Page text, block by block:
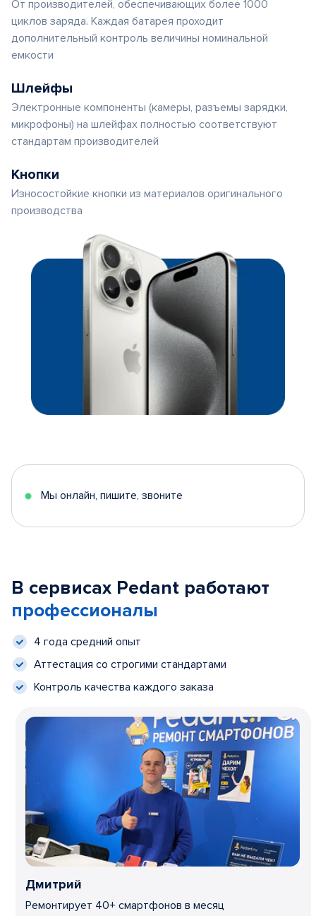
От производителей, обеспечивающих более 1000
циклов заряда. Каждая батарея проходит
дополнительный контроль величины номинальной
емкости
Шлейфы
Электронные компоненты (камеры, разъемы зарядки,
микрофоны) на шлейфах полностью соответствуют
стандартам производителей
Кнопки
Износостойкие кнопки из материалов оригинального
производства
Мы онлайн, пишите, звоните
В сервисах Pedant работают
профессионалы
4 года средний опыт
Аттестация со строгими стандартами
Контроль качества каждого заказа
Дмитрий
Ремонтирует 40+ смартфонов в месяц